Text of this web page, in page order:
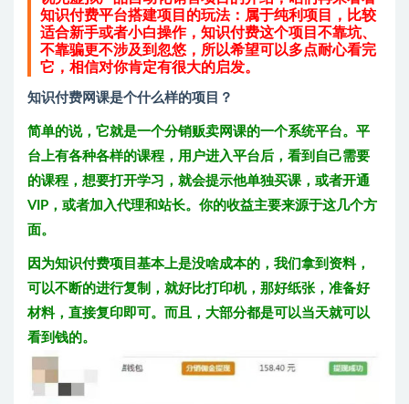
知识付费平台搭建项目的玩法：属于纯利项目，比较
适合新手或者小白操作，知识付费这个项目不靠坑、
不靠骗更不涉及到忽悠，所以希望可以多点耐心看完
它，相信对你肯定有很大的启发。
知识付费网课是个什么样的项目？
简单的说，它就是一个分销贩卖网课的一个系统平台。平
台上有各种各样的课程，用户进入平台后，看到自己需要
的课程，想要打开学习，就会提示他单独买课，或者开通
VIP，或者加入代理和站长。你的收益主要来源于这几个方
面。
因为知识付费项目基本上是没啥成本的，我们拿到资料，
可以不断的进行复制，就好比打印机，那好纸张，准备好
材料，直接复印即可。而且，大部分都是可以当天就可以
看到钱的。